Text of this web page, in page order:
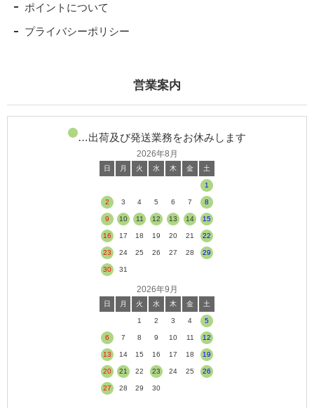
ポイントについて
プライバシーポリシー
営業案内
…出荷及び発送業務をお休みします
2026年8月
日 月 火 水 木 金 土
1
2 3 4 5 6 7 8
9 10 11 12 13 14 15
16 17 18 19 20 21 22
23 24 25 26 27 28 29
30 31
2026年9月
日 月 火 水 木 金 土
1 2 3 4 5
6 7 8 9 10 11 12
13 14 15 16 17 18 19
20 21 22 23 24 25 26
27 28 29 30